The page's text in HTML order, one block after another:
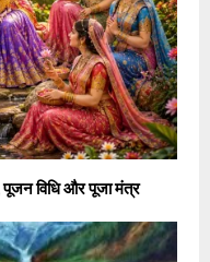
विधि और पूजा मंत्र